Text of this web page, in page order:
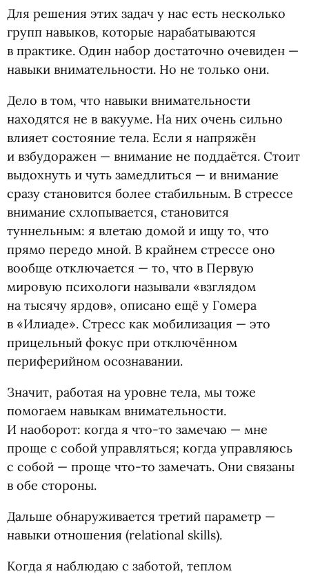
Для решения этих задач у нас есть несколько
групп навыков, которые нарабатываются
в практике. Один набор достаточно очевиден —
навыки внимательности. Но не только они.
Дело в том, что навыки внимательности
находятся не в вакууме. На них очень сильно
влияет состояние тела. Если я напряжён
и взбудоражен — внимание не поддаётся. Стоит
выдохнуть и чуть замедлиться — и внимание
сразу становится более стабильным. В стрессе
внимание схлопывается, становится
туннельным: я влетаю домой и ищу то, что
прямо передо мной. В крайнем стрессе оно
вообще отключается — то, что в Первую
мировую психологи называли «взглядом
на тысячу ярдов», описано ещё у Гомера
в «Илиаде». Стресс как мобилизация — это
прицельный фокус при отключённом
периферийном осознавании.
Значит, работая на уровне тела, мы тоже
помогаем навыкам внимательности.
И наоборот: когда я что-то замечаю — мне
проще с собой управляться; когда управляюсь
с собой — проще что-то замечать. Они связаны
в обе стороны.
Дальше обнаруживается третий параметр —
навыки отношения (relational skills).
Когда я наблюдаю с заботой, теплом